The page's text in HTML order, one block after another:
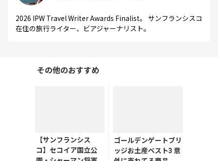
2026 IPW Travel Writer Awards Finalist。 サンフランシスコ
在住の旅行ライター、ビアジャーナリスト。
その他のおすすめ
【サンフランシス
コ】セコイア国立公
ゴールデンゲートブリ
ッジお土産ベスト3 意